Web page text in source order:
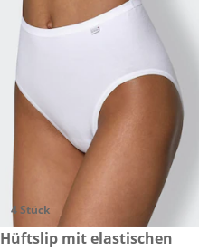
4 Stück
€ 37,99
Hüftslip mit elastischen